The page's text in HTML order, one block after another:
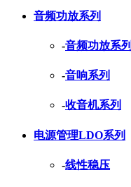
音频功放系列
-音频功放系列
-音响系列
-收音机系列
电源管理LDO系列
-线性稳压